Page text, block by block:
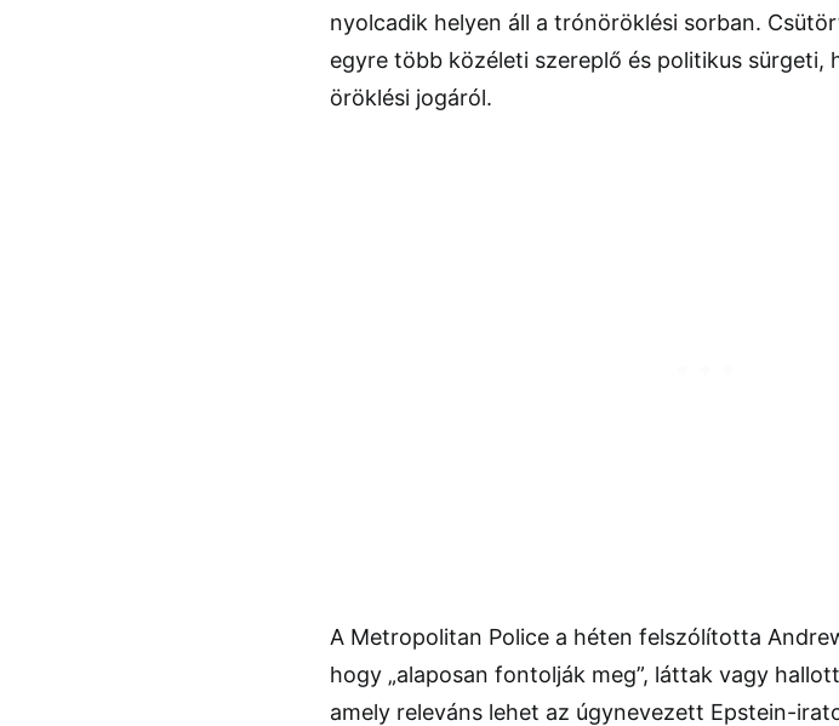
nyolcadik helyen áll a trónöröklési sorban.
egyre több közéleti szereplő és politikus sürgeti,
öröklési jogáról.
A Metropolitan Police a héten felszólította
hogy „alaposan fontolják meg”, láttak vagy
amely releváns lehet az úgynevezett Epstein-